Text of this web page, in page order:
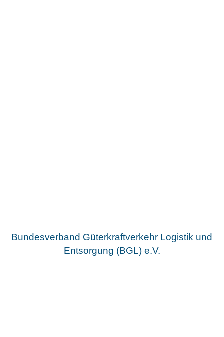
Bundesverband Güterkraftverkehr Logistik und
Entsorgung (BGL) e.V.